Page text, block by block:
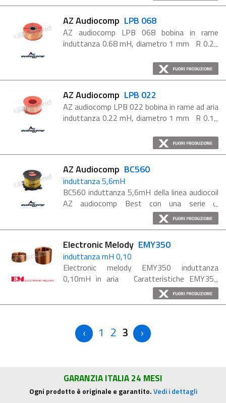
AZ Audiocomp LPB 068
AZ audiocomp LPB 068 bobina in rame
induttanza 0.68 mH, diametro 1 mm R 0.26
DIN 1787 V 1.500 Bobina roundcore Gli ...
AZ Audiocomp LPB 022
AZ audiocomp LPB 022 bobina in rame ad aria
induttanza 0.22 mH, diametro 1 mm R 0.19
Standard DIN 1787 V 1.500 Gli audiocoil ...
AZ Audiocomp BC560
induttanza 5,6mH
BC560 induttanza 5,6mH della linea audiocoil
AZ audiocomp Best con una serie di
innovazioni per gli induttori. Per la loro
costruzione sono stati impiegati tecniche e
Electronic Melody EMY350
induttanza mH 0,10
Electronic melody EMY350 induttanza
0,10mH in aria Caratteristiche EMY350
Diametro filo: 0.80 mm Dimensioni: 26 x 9 x 8
1 2 3
GARANZIA ITALIA 24 MESI
Ogni prodotto è originale e garantito.Vedi i dettagli